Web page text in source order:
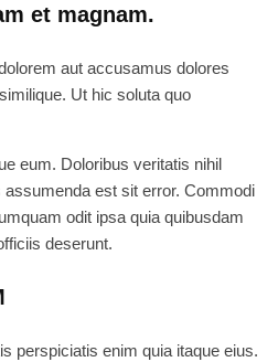
et magnam.
aut accusamus dolores
Ut hic soluta quo
eum. Doloribus veritatis nihil
est sit error. Commodi
odit ipsa quia quibusdam
deserunt.
perspiciatis enim quia itaque eius.